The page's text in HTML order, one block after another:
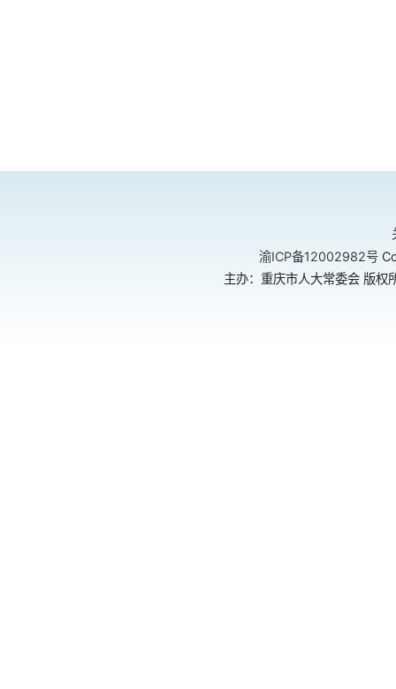
渝ICP备12002982号
主办：重庆市人大常委会 版